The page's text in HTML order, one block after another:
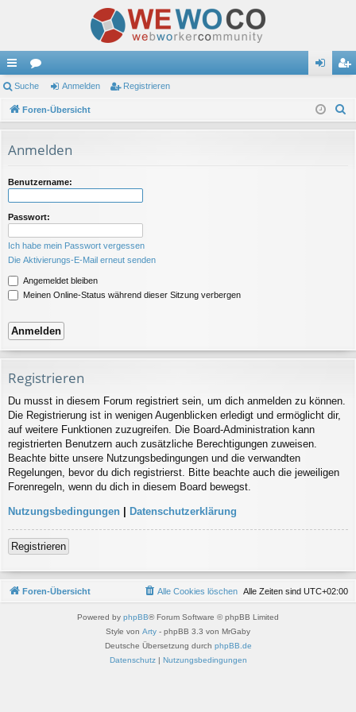
ch
ne
ug
riff
or
en m ist
Suche Anmelden Registrieren
Foren-Übersicht
Anmelden
Benutzername:
Passwort:
Ich habe mein Passwort vergessen
Die Aktivierungs-E-Mail erneut senden
Angemeldet bleiben
Meinen Online-Status während dieser Sitzung verbergen
Registrieren
Du musst in diesem Forum registriert sein, um dich anmelden zu können.
Die Registrierung ist in wenigen Augenblicken erledigt und ermöglicht dir,
auf weitere Funktionen zuzugreifen. Die Board-Administration kann
registrierten Benutzern auch zusätzliche Berechtigungen zuweisen.
Beachte bitte unsere Nutzungsbedingungen und die verwandten
Regelungen, bevor du dich registrierst. Bitte beachte auch die jeweiligen
Forenregeln, wenn du dich in diesem Board bewegst.
Nutzungsbedingungen | Datenschutzerklärung
Registrieren
Foren-Übersicht Alle Zeiten sind UTC+02:00
Alle Cookies löschen
Powered by phpBB® Forum Software © phpBB Limited
Style von Arty - phpBB 3.3 von MrGaby
Deutsche Übersetzung durch phpBB.de
Datenschutz| Nutzungsbedingungen